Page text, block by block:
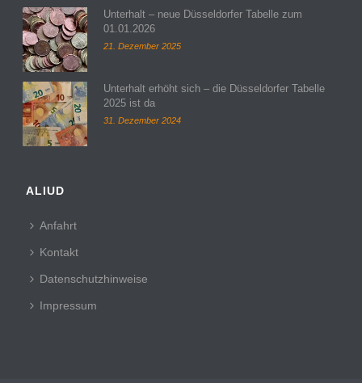
Unterhalt – neue Düsseldorfer Tabelle zum
01.01.2026
21. Dezember 2025
Unterhalt erhöht sich – die Düsseldorfer Tabelle
2025 ist da
31. Dezember 2024
ALIUD
Anfahrt
Kontakt
Datenschutzhinweise
Impressum